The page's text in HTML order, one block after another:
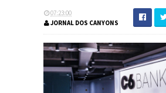
07:23:00
JORNAL DOS CANYONS